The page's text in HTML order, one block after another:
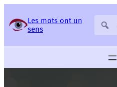
Les mots ont un
sens
Panneau de gestion des services